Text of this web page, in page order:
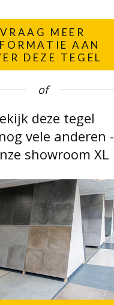
VRAAG MEER
AAN
DEZE TEGEL
of
deze tegel
vele anderen -
showroom XL